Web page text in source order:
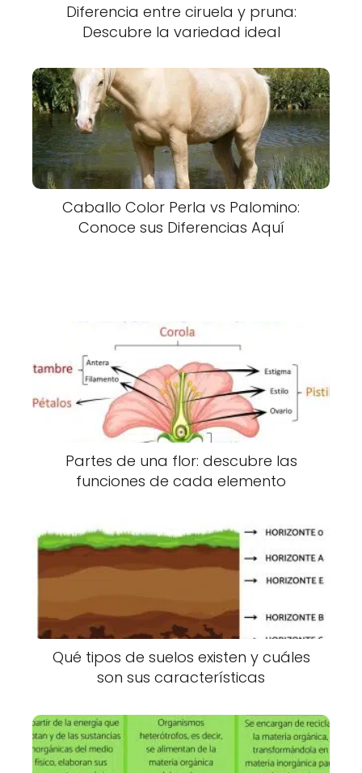
Diferencia entre ciruela y pruna:
Descubre la variedad ideal
Caballo Color Perla vs Palomino:
Conoce sus Diferencias Aquí
Partes de una flor: descubre las
funciones de cada elemento
Qué tipos de suelos existen y cuáles
son sus características